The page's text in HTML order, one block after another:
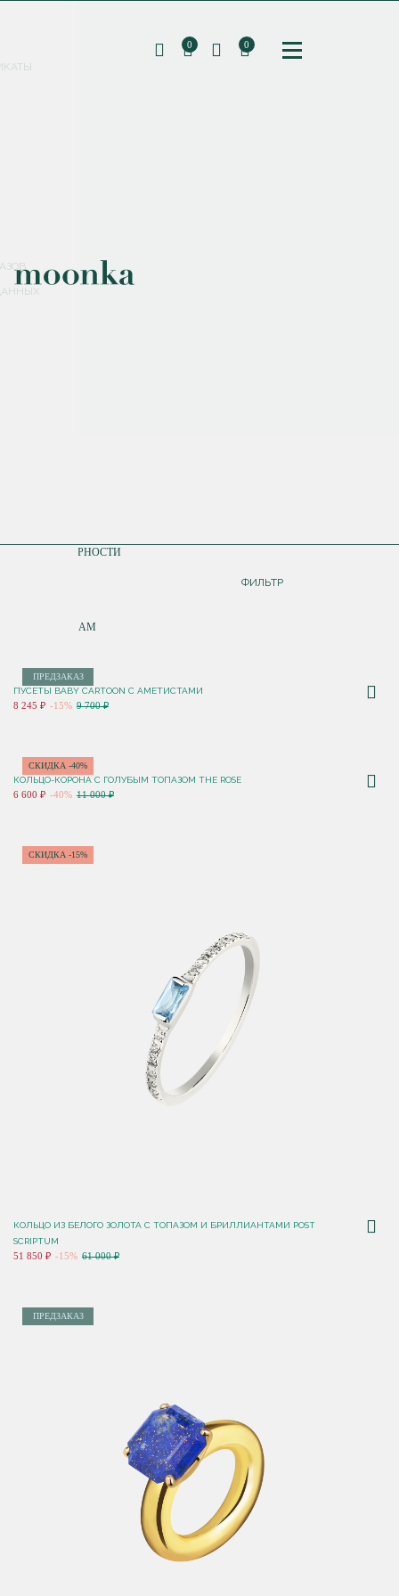
Соглашаюсь с
0 0
ПО ПОПУЛЯРНОСТИ
ПО НОВИНКАМ
ФИЛЬТР
ПРЕДЗАКАЗ
ПУСЕТЫ BABY CARTOON С АМЕТИСТАМИ
8 245 ₽ -15% 9 700 ₽
СКИДКА -40%
КОЛЬЦО-КОРОНА С ГОЛУБЫМ ТОПАЗОМ THE ROSE
6 600 ₽ -40% 11 000 ₽
СКИДКА -15%
КОЛЬЦО ИЗ БЕЛОГО ЗОЛОТА С ТОПАЗОМ И БРИЛЛИАНТАМИ POST
SCRIPTUM
51 850 ₽ -15% 61 000 ₽
ПРЕДЗАКАЗ